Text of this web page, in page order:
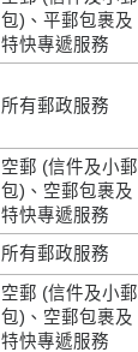
包)、平郵包裹及
特快專遞服務
所有郵政服務
空郵 (信件及小郵
包)、空郵包裹及
特快專遞服務
所有郵政服務
空郵 (信件及小郵
包)、空郵包裹及
特快專遞服務